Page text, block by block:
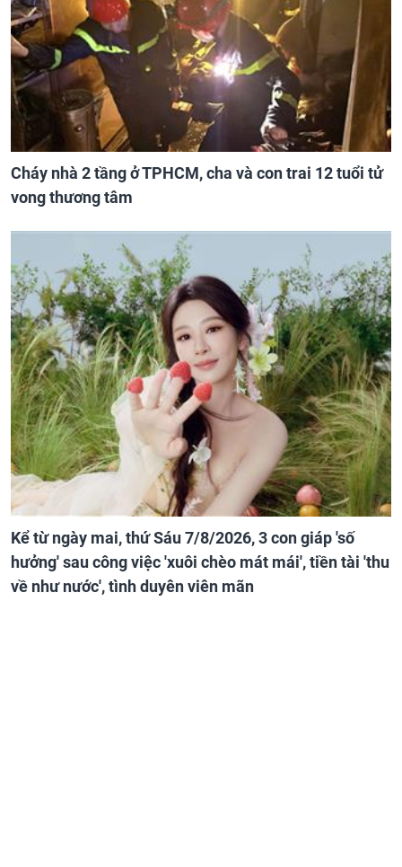
Cháy nhà 2 tầng ở TPHCM, cha và con trai 12 tuổi tử
vong thương tâm
Kể từ ngày mai, thứ Sáu 7/8/2026, 3 con giáp 'số
hưởng' sau công việc 'xuôi chèo mát mái', tiền tài 'thu
về như nước', tình duyên viên mãn